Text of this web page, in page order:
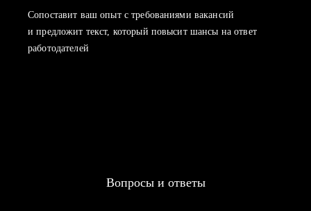
Сопоставит ваш опыт с требованиями вакансий
и предложит текст, который повысит шансы на ответ
работодателей
Вопросы и ответы